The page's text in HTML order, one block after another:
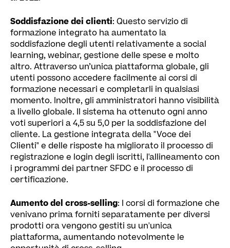
Soddisfazione dei clienti: Questo servizio di
formazione integrato ha aumentato la
soddisfazione degli utenti relativamente a social
learning, webinar, gestione delle spese e molto
altro. Attraverso un’unica piattaforma globale, gli
utenti possono accedere facilmente ai corsi di
formazione necessari e completarli in qualsiasi
momento. Inoltre, gli amministratori hanno visibilità
a livello globale. Il sistema ha ottenuto ogni anno
voti superiori a 4,5 su 5,0 per la soddisfazione del
cliente. La gestione integrata della "Voce dei
Clienti" e delle risposte ha migliorato il processo di
registrazione e login degli iscritti, l'allineamento con
i programmi dei partner SFDC e il processo di
certificazione.
Aumento del cross-selling: I corsi di formazione che
venivano prima forniti separatamente per diversi
prodotti ora vengono gestiti su un'unica
piattaforma, aumentando notevolmente le